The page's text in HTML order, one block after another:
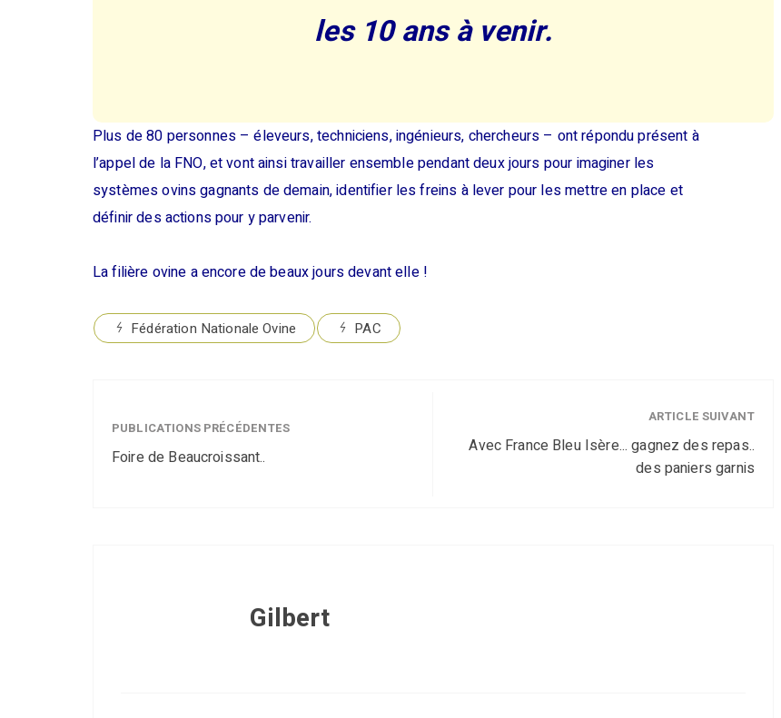
les 10 ans à venir.
Plus de 80 personnes – éleveurs, techniciens, ingénieurs, chercheurs – ont répondu présent à
l’appel de la FNO, et vont ainsi travailler ensemble pendant deux jours pour imaginer les
systèmes ovins gagnants de demain, identifier les freins à lever pour les mettre en place et
définir des actions pour y parvenir.
La filière ovine a encore de beaux jours devant elle !
Fédération Nationale Ovine PAC
PUBLICATIONS PRÉCÉDENTES
Foire de Beaucroissant..
ARTICLE SUIVANT
Avec France Bleu Isère... gagnez des repas..
des paniers garnis
Gilbert